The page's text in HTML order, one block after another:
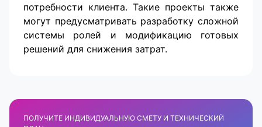
потребности клиента. Такие проекты также
могут предусматривать разработку сложной
системы ролей и модификацию готовых
решений для снижения затрат.
ПОЛУЧИТЕ ИНДИВИДУАЛЬНУЮ СМЕТУ И ТЕХНИЧЕСКИЙ